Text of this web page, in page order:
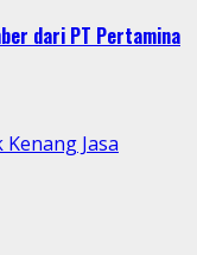
dari PT Pertamina
Jasa